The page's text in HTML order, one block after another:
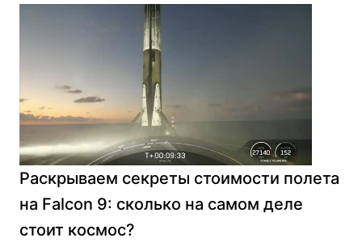
Раскрываем секреты стоимости полета
на Falcon 9: сколько на самом деле
стоит космос?